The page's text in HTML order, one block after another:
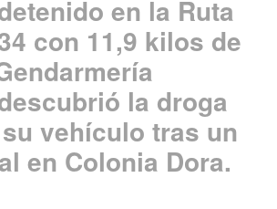
en la Ruta
con 11,9 kilos de
la droga
vehículo tras un
en Colonia Dora.